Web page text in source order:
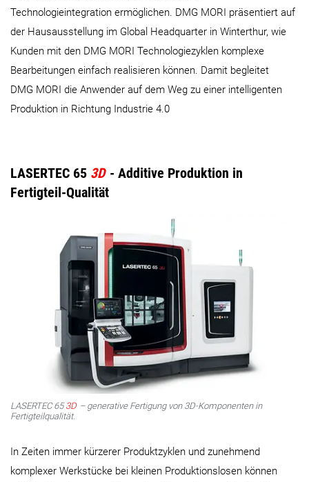
Technologieintegration ermöglichen. DMG MORI präsentiert auf
der Hausausstellung im Global Headquarter in Winterthur, wie
Kunden mit den DMG MORI Technologiezyklen komplexe
Bearbeitungen einfach realisieren können. Damit begleitet
DMG MORI die Anwender auf dem Weg zu einer intelligenten
Produktion in Richtung Industrie 4.0
LASERTEC 65 3D - Additive Produktion in
Fertigteil-Qualität
LASERTEC 653D – generative Fertigung von 3D-Komponenten in
Fertigteilqualität.
In Zeiten immer kürzerer Produktzyklen und zunehmend
komplexer Werkstücke bei kleinen Produktionslosen können